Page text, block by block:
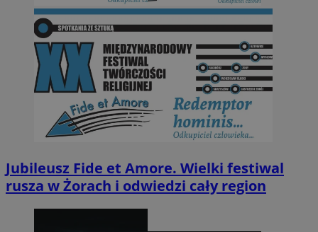
Jubileusz Fide et Amore. Wielki festiwal
rusza w Żorach i odwiedzi cały region